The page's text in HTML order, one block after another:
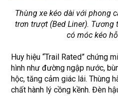
Thùng xe kéo dài với phong
trơn trượt (Bed Liner). Tương
có móc kéo
Huy hiệu “Trail Rated” chứng
hình như đường ngập nước,
hộc, tăng cảm giác lái. Thùng
chất hành lý cồng kềnh. Đèn